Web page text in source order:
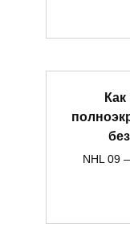
Как
NHL 09